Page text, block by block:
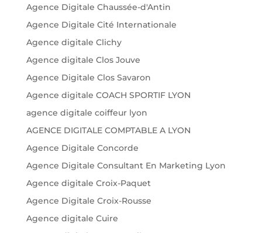
Agence Digitale Chaussée-d'Antin
Agence Digitale Cité Internationale
Agence digitale Clichy
Agence digitale Clos Jouve
Agence Digitale Clos Savaron
Agence digitale COACH SPORTIF LYON
agence digitale coiffeur lyon
AGENCE DIGITALE COMPTABLE A LYON
Agence Digitale Concorde
Agence Digitale Consultant En Marketing Lyon
Agence digitale Croix-Paquet
Agence Digitale Croix-Rousse
Agence digitale Cuire